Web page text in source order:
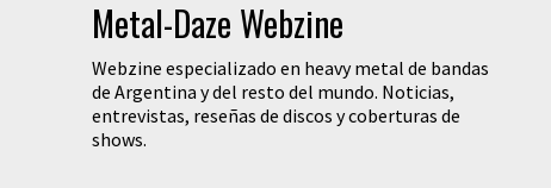
Metal-Daze Webzine
Webzine especializado en heavy metal de bandas
de Argentina y del resto del mundo. Noticias,
entrevistas, reseñas de discos y coberturas de
shows.